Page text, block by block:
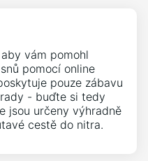
vám pomohl
pomocí online
pouze zábavu
- buďte si tedy
jsou určeny výhradně
cestě do nitra.